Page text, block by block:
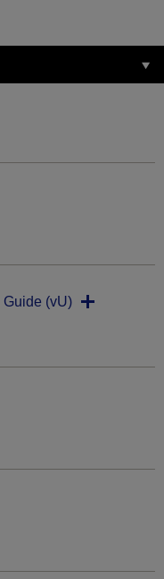
Guide (vU)